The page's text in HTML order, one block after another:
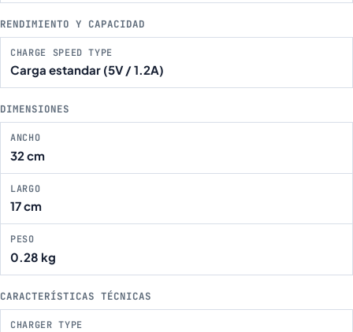
RENDIMIENTO Y CAPACIDAD
CHARGE SPEED TYPE
Carga estandar (5V / 1.2A)
DIMENSIONES
ANCHO
32 cm
LARGO
17 cm
PESO
0.28 kg
CARACTERÍSTICAS TÉCNICAS
CHARGER TYPE